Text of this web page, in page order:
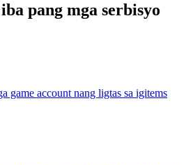
pang mga serbisyo
game account nang ligtas sa igitems